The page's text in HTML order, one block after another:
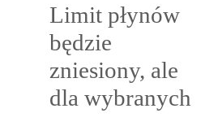
Limit płynów
będzie
zniesiony, ale
dla wybranych